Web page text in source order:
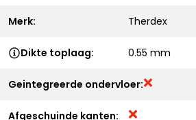
Merk: Therdex
Dikte toplaag: 0.55 mm
Geintegreerde ondervloer:
Afgeschuinde kanten: